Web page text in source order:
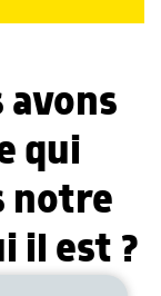
avons
qui
notre
il est ?